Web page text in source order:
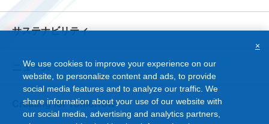
サステナビリティ
ニュース
Creating for Tomorrow
We use cookies to improve your experience on our
website, to personalize content and ads, to provide
social media features and to analyze our traffic. We
share information about your use of our website with
our social media, advertising and analytics partners,
×